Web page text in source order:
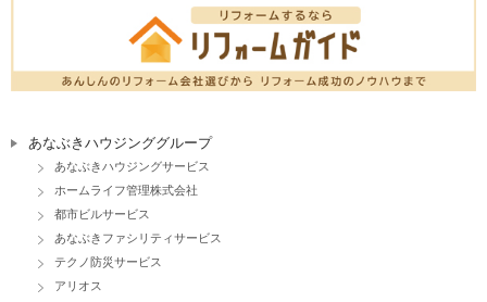
あなぶきハウジンググループ
あなぶきハウジングサービス
ホームライフ管理株式会社
都市ビルサービス
あなぶきファシリティサービス
テクノ防災サービス
アリオス